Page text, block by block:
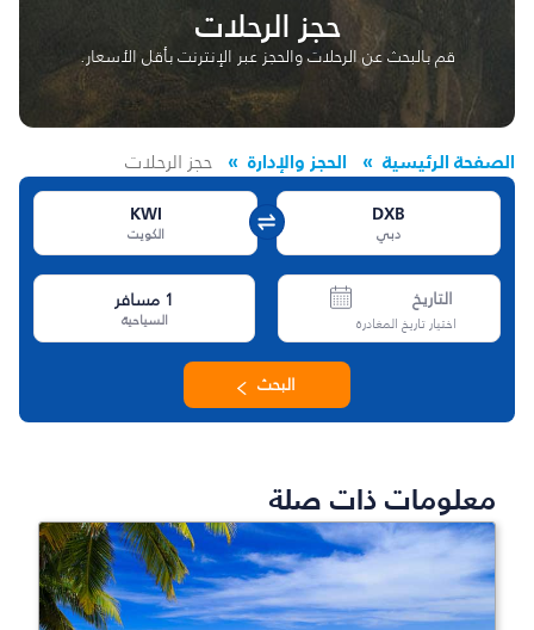
حجز الرحلات
قم بالبحث عن الرحلات والحجز عبر الإنترنت بأقل الأسعار.
الصفحة الرئيسية الحجز والإدارة
حجز الرحلات
DXB
دبي
KWI
الكويت
التاريخ
اختيار تاريخ المغادرة
1 مسافر
السياحية
البحث
معلومات ذات صلة